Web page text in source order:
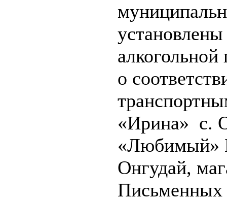
о
«Ирина» с.
«Любимый»
Онгудай,